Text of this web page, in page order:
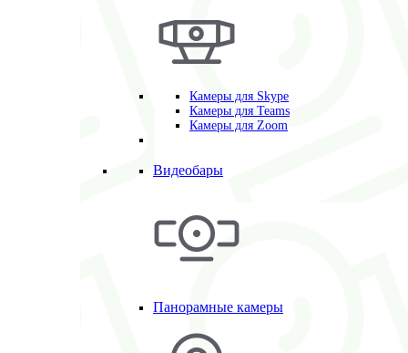
Камеры для Skype
Камеры для Teams
Камеры для Zoom
Видеобары
Панорамные камеры